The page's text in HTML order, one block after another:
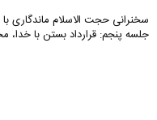
سخنرانی حجت الاسلام ماندگاری
جلسه پنجم: قرارداد بستن با خدا، محرم